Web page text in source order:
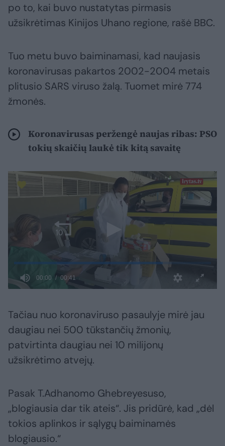
po to, kai buvo nustatytas pirmasis
užsikrėtimas Kinijos Uhano regione, rašė BBC.
Tuo metu buvo baiminamasi, kad naujasis
koronavirusas pakartos 2002-2004 metais
plitusio SARS viruso žalą. Tuomet mirė 774
žmonės.
Koronavirusas peržengė naujas ribas: PSO
tokių skaičių laukė tik kitą savaitę
Tačiau nuo koronaviruso pasaulyje mirė jau
daugiau nei 500 tūkstančių žmonių,
patvirtinta daugiau nei 10 milijonų
užsikrėtimo atvejų.
Pasak T.Adhanomo Ghebreyesuso,
„blogiausia dar tik ateis“. Jis pridūrė, kad „dėl
tokios aplinkos ir sąlygų baiminamės
blogiausio.“